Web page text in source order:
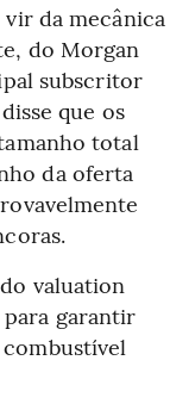
da mecânica
do Morgan
subscritor
que os
total
da oferta
valuation
garantir